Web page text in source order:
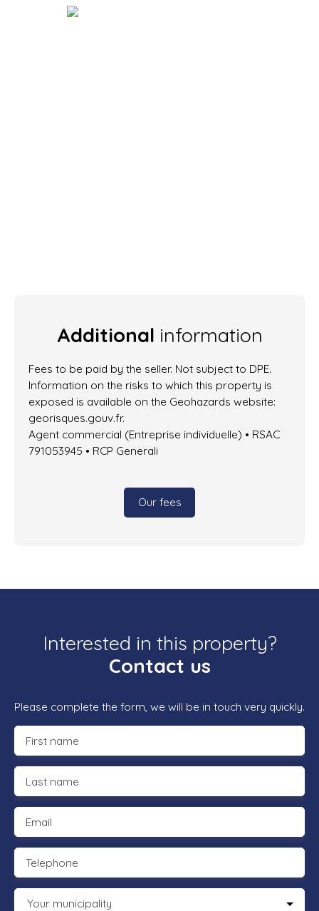
Additional information
Fees to be paid by the seller. Not subject to DPE.
Information on the risks to which this property is
exposed is available on the Geohazards website:
georisques.gouv.fr.
Agent commercial (Entreprise individuelle) • RSAC
791053945 • RCP Generali
Our fees
Interested in this property?
Contact us
Please complete the form, we will be in touch very quickly.
First name
Last name
Email
Telephone
Your municipality